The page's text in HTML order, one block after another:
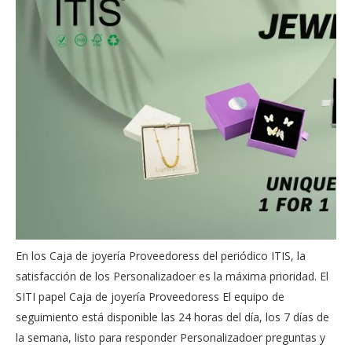
En los Caja de joyería Proveedoress del periódico ITIS, la
satisfacción de los Personalizadoer es la máxima prioridad. El
SITI papel Caja de joyería Proveedoress El equipo de
seguimiento está disponible las 24 horas del día, los 7 días de
la semana, listo para responder Personalizadoer preguntas y